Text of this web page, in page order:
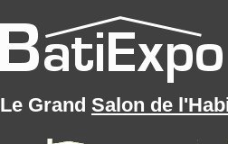
Le Grand Salon de